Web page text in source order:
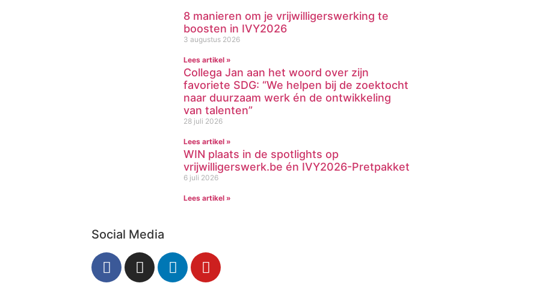
8 manieren om je vrijwilligerswerking te
boosten in IVY2026
3 augustus 2026
Lees artikel »
Collega Jan aan het woord over zijn
favoriete SDG: “We helpen bij de zoektocht
naar duurzaam werk én de ontwikkeling
van talenten”
28 juli 2026
Lees artikel »
WIN plaats in de spotlights op
vrijwilligerswerk.be én IVY2026-Pretpakket
6 juli 2026
Lees artikel »
Social Media